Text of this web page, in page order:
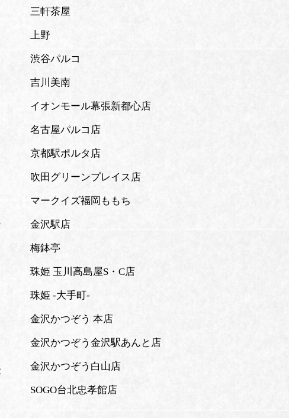
三軒茶屋
上野
渋谷パルコ
吉川美南
イオンモール幕張新都心店
名古屋パルコ店
京都駅ポルタ店
吹田グリーンプレイス店
マークイズ福岡ももち
金沢駅店
梅鉢亭
珠姫 玉川高島屋S・C店
珠姫 -大手町-
金沢かつぞう 本店
金沢かつぞう金沢駅あんと店
金沢かつぞう白山店
SOGO台北忠孝館店